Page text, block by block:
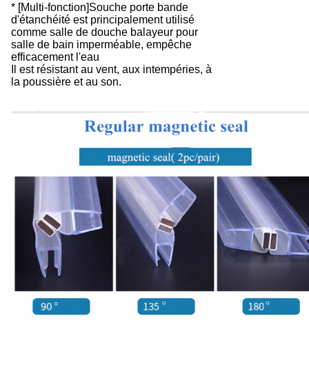
* [Multi-fonction]Souche porte bande
d'étanchéité est principalement utilisé
comme salle de douche balayeur pour
salle de bain imperméable, empêche
efficacement l'eau
Il est résistant au vent, aux intempéries, à
la poussière et au son.